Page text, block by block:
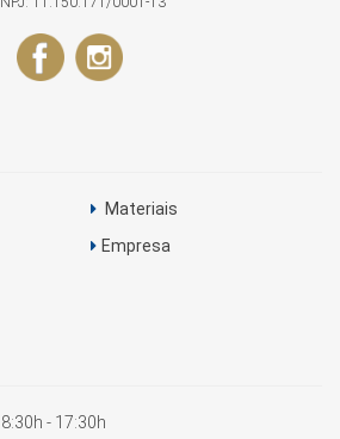
Materiais
Empresa
- 17:30h